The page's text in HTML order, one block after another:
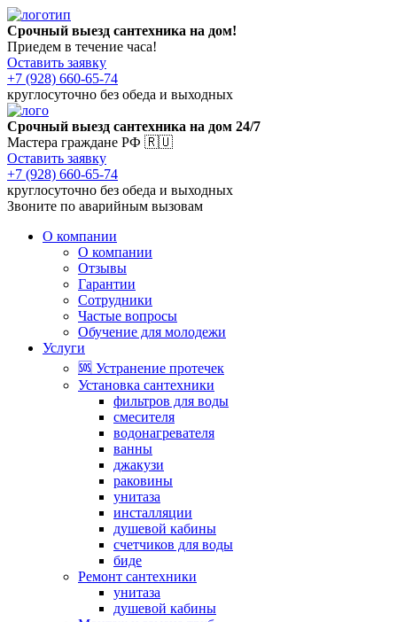
Срочный выезд сантехника на дом!
Приедем в течение часа!
Оставить заявку
+7 (928) 660-65-74
круглосуточно без обеда и выходных
Срочный выезд сантехника на дом 24/7
Мастера граждане РФ 🇷🇺
Оставить заявку
+7 (928) 660-65-74
круглосуточно без обеда и выходных
Звоните по аварийным вызовам
О компании
О компании
Отзывы
Гарантии
Сотрудники
Частые вопросы
Обучение для молодежи
Услуги
🆘 Устранение протечек
Установка сантехники
фильтров для воды
смесителя
водонагревателя
ванны
джакузи
раковины
унитаза
инсталляции
душевой кабины
счетчиков для воды
биде
Ремонт сантехники
унитаза
душевой кабины